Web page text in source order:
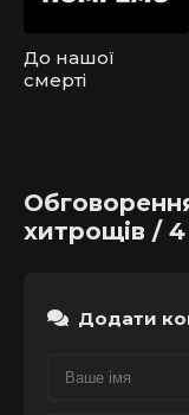
До нашої
смерті
хитрощів /
Додати